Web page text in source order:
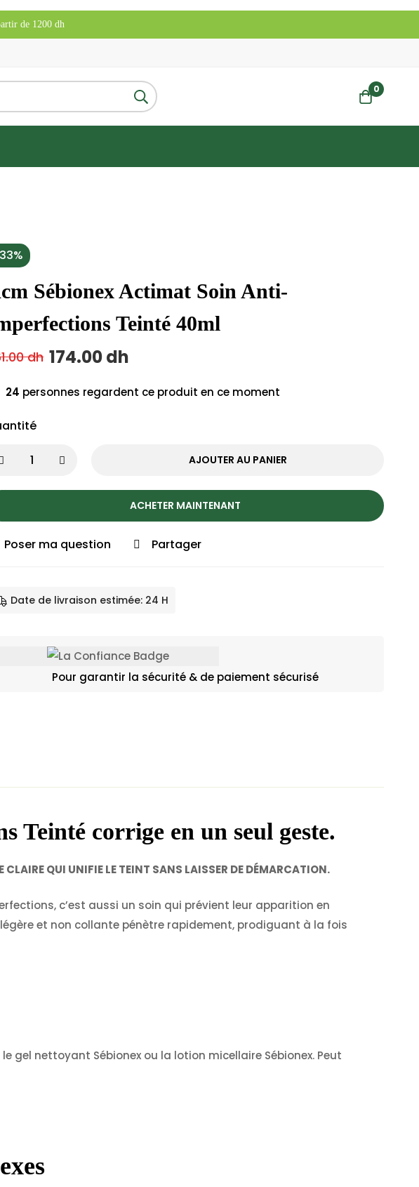
de 1200 dh
0
Sébionex Actimat Soin Anti-
Teinté 40ml
dh 174.00dh
24 personnes regardent ce produit en ce moment
AJOUTER AU PANIER
ACHETER MAINTENANT
Poser ma question Partager
Date de livraison estimée: 24 H
Pour garantir la sécurité & de paiement sécurisé
Teinté corrige en un seul geste.
QUI UNIFIE LE TEINT SANS LAISSER DE DÉMARCATION.
c’est aussi un soin qui prévient leur apparition en
et non collante pénètre rapidement, prodiguant à la fois
nettoyant Sébionex ou la lotion micellaire Sébionex. Peut